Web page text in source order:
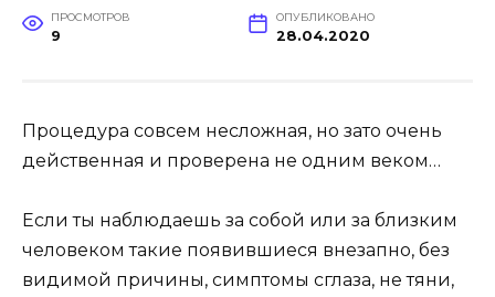
ПРОСМОТРОВ
9
ОПУБЛИКОВАНО
28.04.2020
Процедура совсем несложная, но зато очень
действенная и проверена не одним веком…
Если ты наблюдаешь за собой или за близким
человеком такие появившиеся внезапно, без
видимой причины, симптомы сглаза, не тяни,